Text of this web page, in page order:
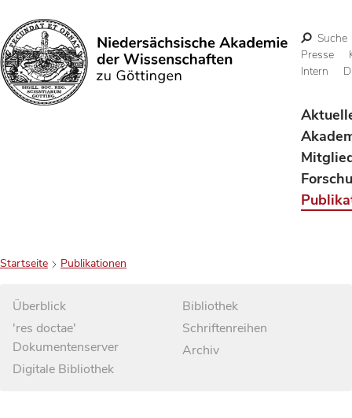
Suchen
Suche
Presse
Intern
Startseite Publikationen
Überblick
'res doctae'
Dokumentenserver
Digitale Bibliothek
Bibliothek
Schriftenreihen
Archiv